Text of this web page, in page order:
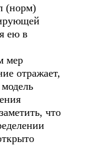
(норм)
ею в
мер
отражает,
что